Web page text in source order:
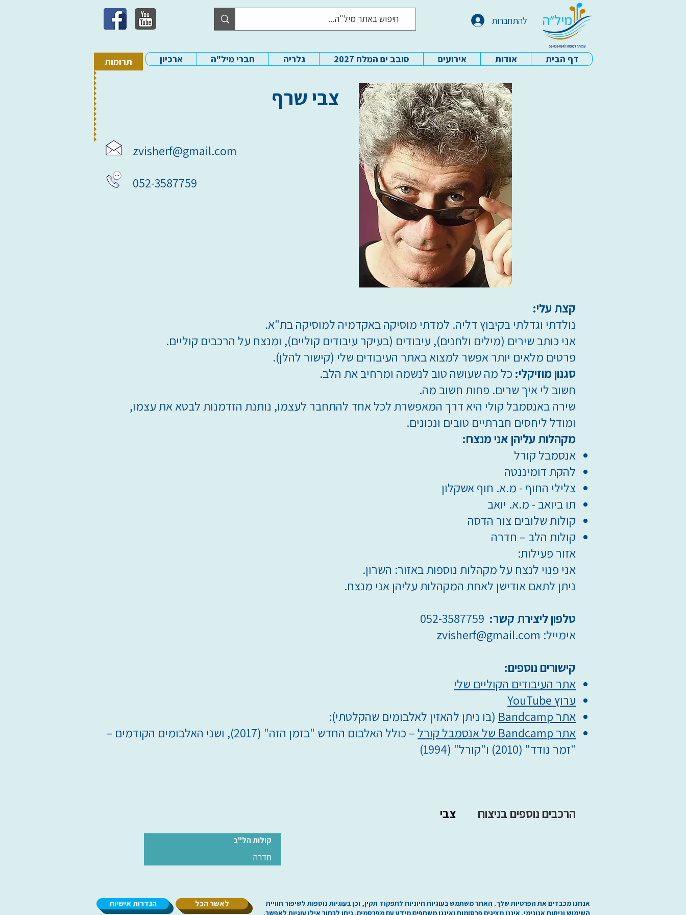
להתחברות
תרומות עמותת מיל"ה - דף הביתדף הבית אודות אירועים סובב ים המלח 2027 גלריה חברי מיל"ה ארכיון
צבי שרף
zvisherf@gmail.com
052-3587759
קצת עלי:
נולדתי וגדלתי בקיבוץ דליה. למדתי מוסיקה באקדמיה למוסיקה בת"א.
אני כותב שירים (מילים ולחנים), עיבודים (בעיקר עיבודים קוליים), ומנצח על הרכבים קוליים.
פרטים מלאים יותר אפשר למצוא באתר העיבודים שלי (קישור להלן).
סגנון מוזיקלי: כל מה שעושה טוב לנשמה ומרחיב את הלב.
חשוב לי איך שרים. פחות חשוב מה.
שירה באנסמבל קולי היא דרך המאפשרת לכל אחד להתחבר לעצמו, נותנת הזדמנות לבטא את עצמו,
ומודל ליחסים חברתיים טובים ונכונים.
מקהלות עליהן אני מנצח:
אנסמבל קורל
להקת דומיננטה
צלילי החוף - מ.א. חוף אשקלון
תו ביואב - מ.א. יואב
קולות שלובים צור הדסה
קולות הלב – חדרה
אזור פעילות:
אני פנוי לנצח על מקהלות נוספות באזור: השרון.
ניתן לתאם אודישן לאחת המקהלות עליהן אני מנצח.
טלפון ליצירת קשר:
אימייל: zvisherf@gmail.com
קישורים נוספים:
אתר העיבודים הקוליים שלי
ערוץ YouTube
אתר Bandcamp
(בו ניתן להאזין לאלבומים שהקלטתי):
אתר Bandcamp של אנסמבל קורל
– כולל האלבום החדש "בזמן הזה" (2017), ושני האלבומים הקודמים –
"זמר נודד" (2010) ו"קורל" (1994)
צבי הרכבים נוספים בניצוח
קולות הל"ב
חדרה
הגדרות אישיות לאשר הכל
אנחנו מכבדים את הפרטיות שלך. האתר משתמש בעוגיות חיוניות לתפקוד תקין, וכן בעוגיות נוספות לשיפור חוויית
השימוש וניתוח אנונימי. איננו מציגים פרסומות ואיננו משתפים מידע עם מפרסמים. ניתן לבחור אילו עוגיות לאפשר.